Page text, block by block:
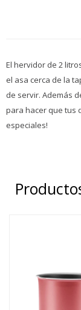
El hervidor de 2
el asa cerca de la
de servir. Además
para hacer que tus
especiales!